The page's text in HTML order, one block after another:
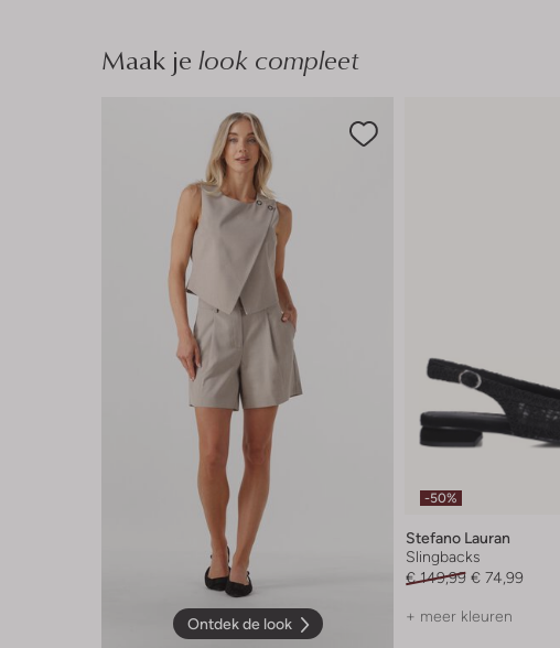
Maak je look compleet
Ontdek de look
-50%
Stefano Lauran
Slingbacks
€ 149,99 € 74,99
+ meer kleuren